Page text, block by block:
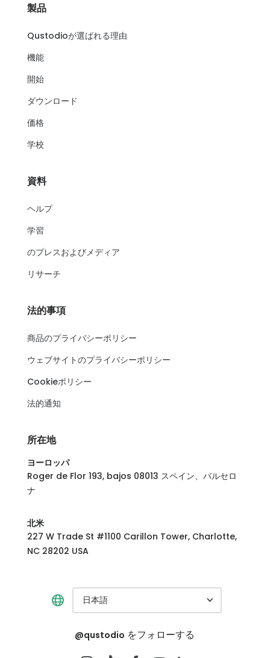
製品
Qustodioが選ばれる理由
機能
開始
ダウンロード
価格
学校
資料
ヘルプ
学習
のプレスおよびメディア
リサーチ
法的事項
商品のプライバシーポリシー
ウェブサイトのプライバシーポリシー
Cookieポリシー
法的通知
所在地
ヨーロッパ
Roger de Flor 193, bajos 08013 スペイン、バルセロ
ナ
北米
227 W Trade St #1100 Carillon Tower, Charlotte,
NC 28202 USA
日本語
@qustodio をフォローする